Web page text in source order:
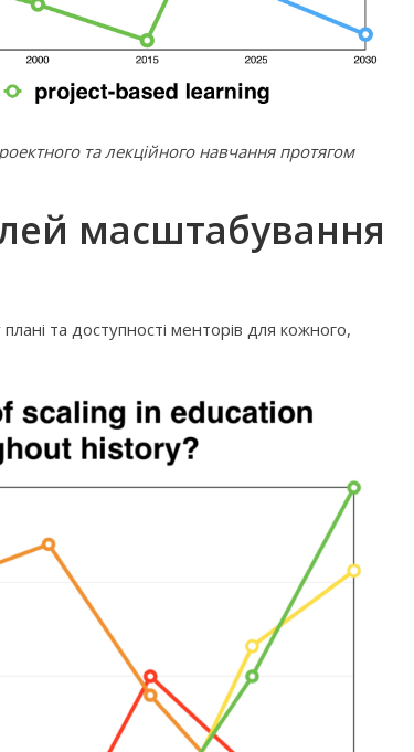
та лекційного навчання протягом
масштабування
та доступності менторів для кожного,